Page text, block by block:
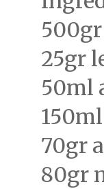
25gr
50ml
70gr
80gr